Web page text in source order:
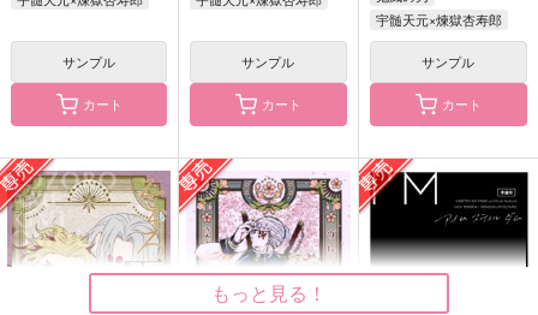
それは全部学園に置い
ていけ
一絡げ
472円（税込）
潮江文次郎×立花仙蔵
夜明かしの墓に置いて
いく服を買いに行って
いちゃつく本
ゆきみ
629円（税込）
フリンズ×イルーガ
イン・ザ・ボックス
ジルバを踊れ
1,257円（税込）
アベンチュリン×Dr.レイシオ
サンプル
カート
サンプル
カート
宇髄天元×煉獄杏寿郎
サンプル
カート
もっと見る！